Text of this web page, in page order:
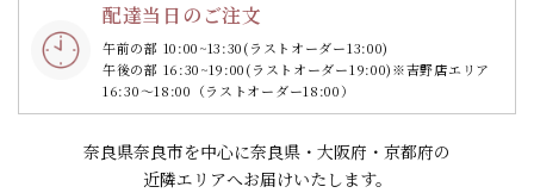
配達当日のご注文
午前の部 10:00~13:30(ラストオーダー13:00)
午後の部 16:30~19:00(ラストオーダー19:00)※吉野店エリア
16:30～18:00（ラストオーダー18:00）
奈良県奈良市を中心に奈良県・大阪府・京都府の
近隣エリアへお届けいたします。